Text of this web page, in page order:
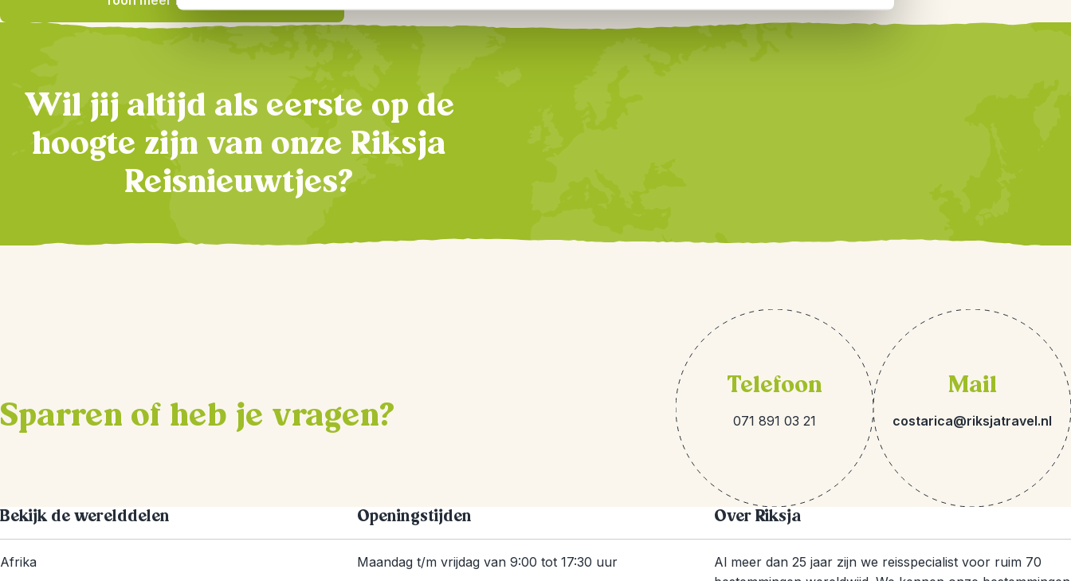
Wil jij altijd als eerste op de
hoogte zijn van onze Riksja
Reisnieuwtjes?
Sparren of heb je vragen?
Telefoon
071 891 03 21
Mail
costarica@riksjatravel.nl
Bekijk de werelddelen
Afrika
Openingstijden
Maandag t/m vrijdag van 9:00 tot 17:30 uur
Over Riksja
Al meer dan 25 jaar zijn we reisspecialist voor ruim 70